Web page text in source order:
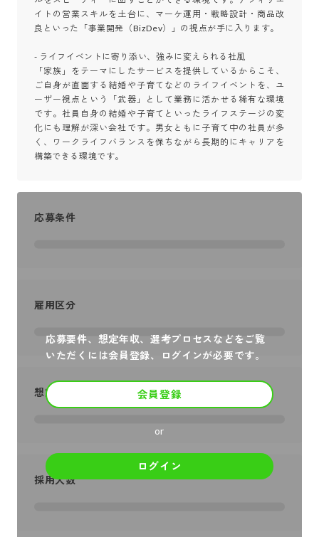
イトの営業スキルを土台に、マーケ運用・戦略設計・商品改
良といった「事業開発（BizDev）」の視点が手に入ります。
- ライフイベントに寄り添い、強みに変えられる社風
「家族」をテーマにしたサービスを提供しているからこそ、
ご自身が直面する結婚や子育てなどのライフイベントを、ユ
ーザー視点という「武器」として業務に活かせる稀有な環境
です。社員自身の結婚や子育てといったライフステージの変
化にも理解が深い会社です。男女ともに子育て中の社員が多
く、ワークライフバランスを保ちながら長期的にキャリアを
構築できる環境です。
応募要件、想定年収、選考プロセスなどをご覧
いただくには会員登録、ログインが必要です。
会員登録
or
ログイン
応募条件
雇用区分
想定年収
採用人数